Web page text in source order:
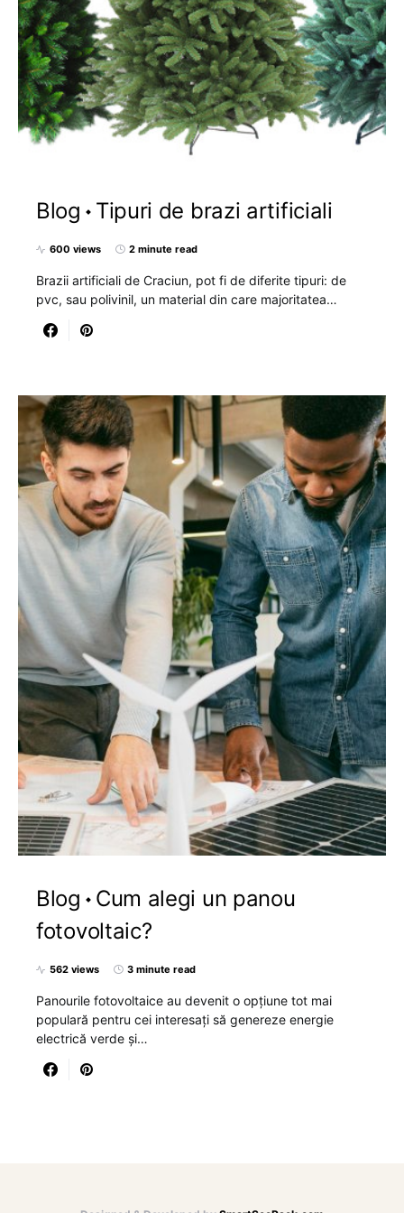
Blog Tipuri de brazi artificiali
600 views 2 minute read
Brazii artificiali de Craciun, pot fi de diferite tipuri: de
pvc, sau polivinil, un material din care majoritatea…
Blog
Cum alegi un panou
fotovoltaic?
562 views 3 minute read
Panourile fotovoltaice au devenit o opțiune tot mai
populară pentru cei interesați să genereze energie
electrică verde și…